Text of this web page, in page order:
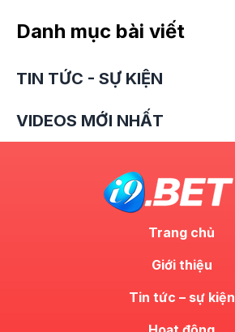
Danh mục bài viết
TIN TỨC - SỰ KIỆN
VIDEOS MỚI NHẤT
Trang chủ
Giới thiệu
Tin tức – sự kiện